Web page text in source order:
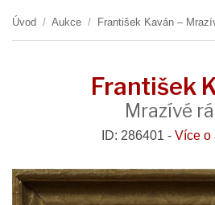
Úvod / Aukce / František Kaván –
František
Mrazívé
ID: 286401 - Více o